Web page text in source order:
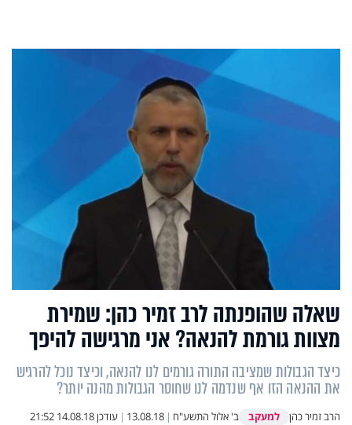
שאלה שהופנתה לרב זמיר כהן: שמירת
מצוות גורמת להנאה? אני מרגישה להיפך
כיצד הגבולות שמציבה התורה גורמים לנו להנאה, וכיצד נוכל להרגיש
את ההנאה הזו אף שנדמה לנו שחוסר הגבולות מהנה יותר?
הרב זמיר כהן למעקב ב' אלול התשע"ח |
13.08.18
| עודכן14.08.18 21:52